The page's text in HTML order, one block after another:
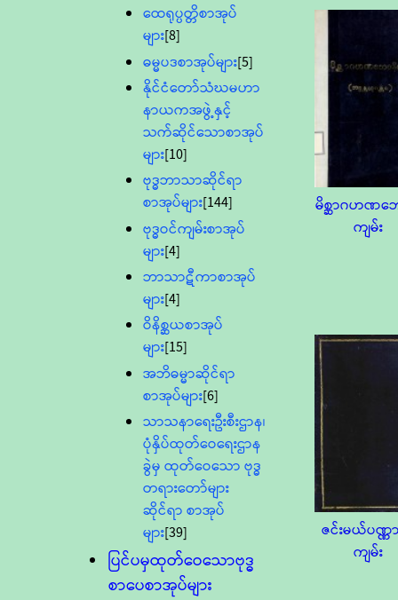
ထေရုပ္ပတ္တိစာအုပ်
များ[8]
ဓမ္မပဒစာအုပ်များ[5]
နိုင်ငံတော်သံဃမဟာ
နာယကအဖွဲ့နှင့်
သက်ဆိုင်သောစာအုပ်
များ[10]
ဗုဒ္ဓဘာသာဆိုင်ရာ
စာအုပ်များ[144]
ဗုဒ္ဓဝင်ကျမ်းစာအုပ်
များ[4]
ဘာသာဋီကာစာအုပ်
များ[4]
ဝိနိစ္ဆယစာအုပ်
များ[15]
အဘိဓမ္မာဆိုင်ရာ
စာအုပ်များ[6]
သာသနာရေးဦးစီးဌာန၊
ပုံနှိပ်ထုတ်ဝေရေးဌာန
ခွဲမှ ထုတ်ဝေသော ဗုဒ္ဓ
တရားတော်များ
ဆိုင်ရာ စာအုပ်
များ[39]
ပြင်ပမှထုတ်ဝေသောဗုဒ္ဓ
စာပေစာအုပ်များ
မိစ္ဆာဂဟဏဘ
ကျမ်း
ဇင်းမယ်ပဏ္
ကျမ်း